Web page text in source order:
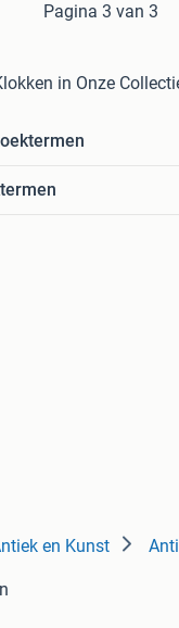
Pagina 3 van 3
in Onze
en Kunst